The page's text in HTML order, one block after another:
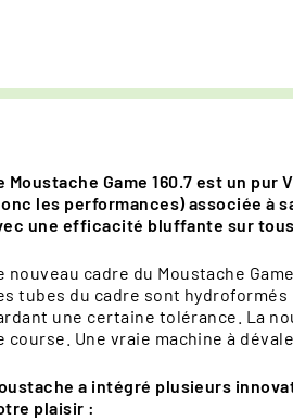
Moustache Game 160.7 est un
les performances) associée à
une efficacité bluffante sur
nouveau cadre du Moustache
tubes du cadre sont
une certaine tolérance. La
course. Une vraie machine à
a intégré plusieurs
plaisir :